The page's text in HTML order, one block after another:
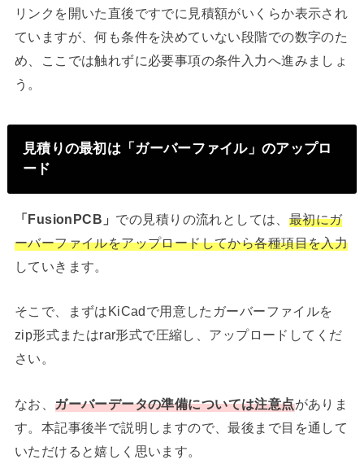
リンクを開いた直後ですでに見積額がいくらか表示され
ていますが、何も条件を決めていない段階での数字のた
め、ここでは触れずに必要事項の条件入力へ進みましょ
う。
見積りの最初は「ガーバーファイル」のアップロ
ード
「FusionPCB」 での見積りの流れとしては、 最初にガ
ーバーファイルをアップロードしてから各種項目を入力
していきます。
そこで、まずはKiCadで用意したガーバーファイルを
zip形式またはrar形式で圧縮し、アップロードしてくだ
さい。
なお、 ガーバーデータの準備については注意点がありま
す。本記事後半で説明しますので、最後まで目を通して
いただけると嬉しく思います。